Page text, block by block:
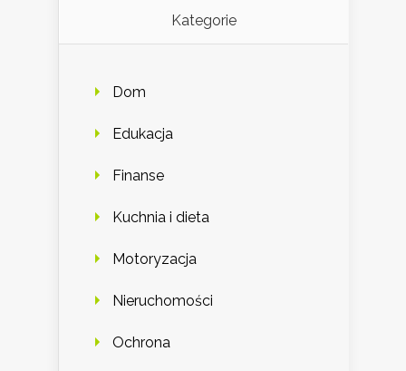
Kategorie
Dom
Edukacja
Finanse
Kuchnia i dieta
Motoryzacja
Nieruchomości
Ochrona